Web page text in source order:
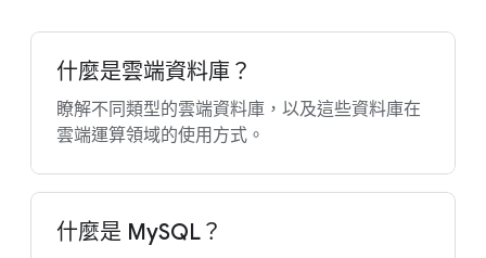
什麼是雲端資料庫？
瞭解不同類型的雲端資料庫，以及這些資料庫在
雲端運算領域的使用方式。
什麼是 MySQL？